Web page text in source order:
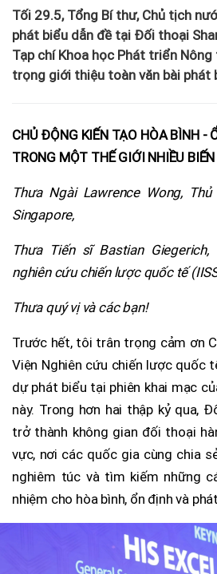
Tối 29.5, Tổng Bí thư, Chủ tịch
phát biểu dẫn đề tại Đối thoại
Tạp chí Khoa học Phát triển
trọng giới thiệu toàn văn bài phát
CHỦ ĐỘNG KIẾN TẠO HÒA BÌNH -
TRONG MỘT THẾ GIỚI NHIỀU
Thưa Ngài Lawrence Wong,
Singapore,
Thưa Tiến sĩ Bastian
nghiên cứu chiến lược quốc tế
Thưa quý vị và các bạn!
Trước hết, tôi trân trọng cảm ơn
Viện Nghiên cứu chiến lược quốc
dự phát biểu tại phiên khai mạc
này. Trong hơn hai thập kỷ qua,
trở thành không gian đối thoại
vực, nơi các quốc gia cùng chia
nghiêm túc và tìm kiếm những
nhiệm cho hòa bình, ổn định và